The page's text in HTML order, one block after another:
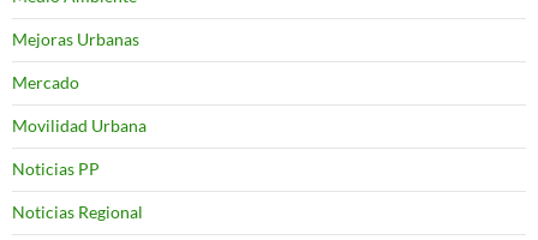
Mejoras Urbanas
Mercado
Movilidad Urbana
Noticias PP
Noticias Regional